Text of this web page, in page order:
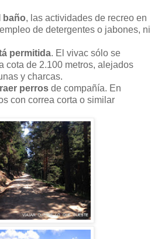
baño, las actividades de recreo en
de detergentes o jabones, ni
permitida. El vivac sólo se
cota de 2.100 metros, alejados
y charcas.
perros de compañía. En
con correa corta o similar